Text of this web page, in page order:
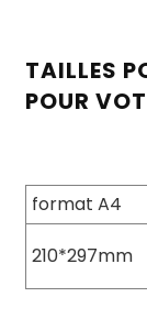
TAILLES
POUR
format A4
210*297mm